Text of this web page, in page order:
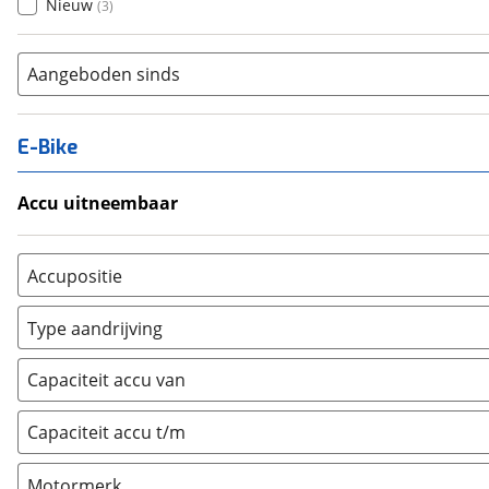
Nieuw (3)
Aangeboden sinds
E-Bike
Accu uitneembaar
Nee, vast (0)
Accupositie
Bagagedrager (0)
Frame (0 )
Vloer (0
Achterbank (0)
Kofferbak (0)
Overig (0)
Type aandrijving
Achterwiel (0)
Trapas
Voorwiel
Capaciteit accu van
Capaciteit accu t/m